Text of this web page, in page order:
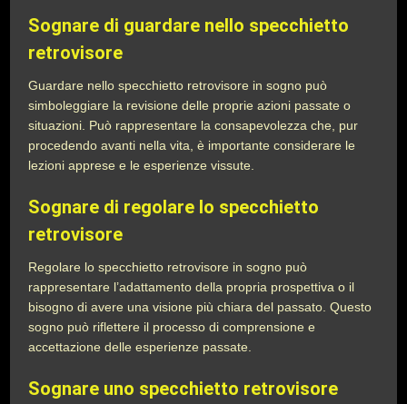
Sognare di guardare nello specchietto
retrovisore
Guardare nello specchietto retrovisore in sogno può
simboleggiare la revisione delle proprie azioni passate o
situazioni. Può rappresentare la consapevolezza che, pur
procedendo avanti nella vita, è importante considerare le
lezioni apprese e le esperienze vissute.
Sognare di regolare lo specchietto
retrovisore
Regolare lo specchietto retrovisore in sogno può
rappresentare l’adattamento della propria prospettiva o il
bisogno di avere una visione più chiara del passato. Questo
sogno può riflettere il processo di comprensione e
accettazione delle esperienze passate.
Sognare uno specchietto retrovisore